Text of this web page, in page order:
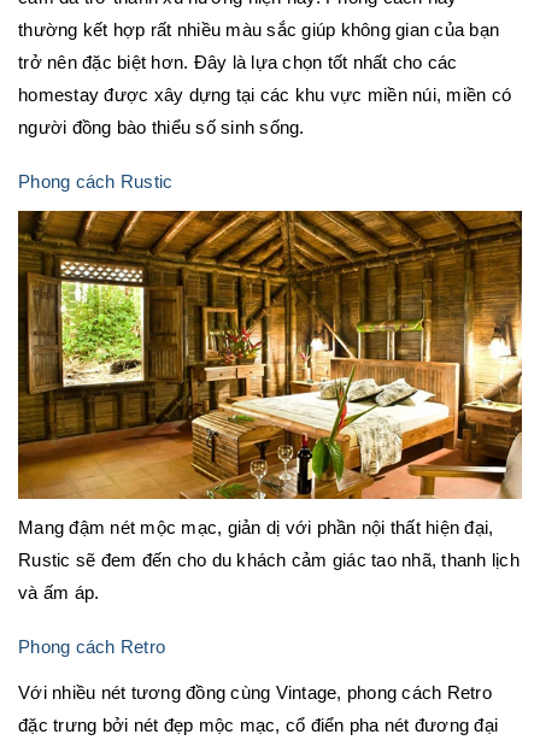
thường kết hợp rất nhiều màu sắc giúp không gian của bạn
trở nên đặc biệt hơn. Đây là lựa chọn tốt nhất cho các
homestay được xây dựng tại các khu vực miền núi, miền có
người đồng bào thiểu số sinh sống.
Phong cách Rustic
Mang đậm nét mộc mạc, giản dị với phần nội thất hiện đại,
Rustic sẽ đem đến cho du khách cảm giác tao nhã, thanh lịch
và ấm áp.
Phong cách Retro
Với nhiều nét tương đồng cùng Vintage, phong cách Retro
đặc trưng bởi nét đẹp mộc mạc, cổ điển pha nét đương đại